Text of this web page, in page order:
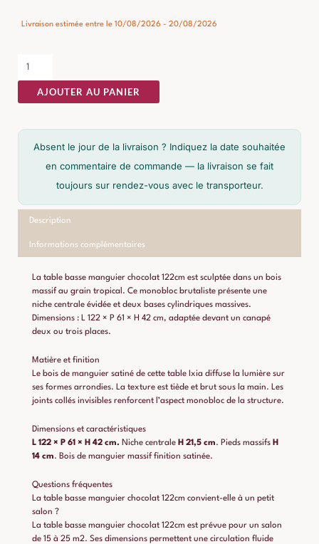
Livraison estimée entre le 10/08/2026 - 20/08/2026
Meuble
Manguier
Chocolat
Brutaliste
AJOUTER AU PANIER
Absent le jour de la livraison ? Indiquez la date souhaitée
en commentaire de commande — la livraison se fait
toujours sur rendez-vous avec le transporteur.
Description
Informations complémentaires
La table basse manguier chocolat 122cm est sculptée dans un bois
massif au grain tropical. Ce monobloc brutaliste présente une
niche centrale évidée et deux bases cylindriques massives.
Dimensions : L 122 × P 61 × H 42 cm, adaptée devant un canapé
deux ou trois places.
Matière et finition
Le bois de manguier satiné de cette table Ixia diffuse la lumière sur
ses formes arrondies. La texture est tiède et brut sous la main. Les
joints collés invisibles renforcent l’aspect monobloc de la structure.
Dimensions et caractéristiques
L 122 × P 61 × H 42 cm. Niche centrale H 21,5 cm. Pieds massifs H
14 cm. Bois de manguier massif finition satinée.
Questions fréquentes
La table basse manguier chocolat 122cm convient-elle à un petit
salon ?
La table basse manguier chocolat 122cm est prévue pour un salon
de 15 à 25 m2. Ses dimensions permettent une circulation fluide